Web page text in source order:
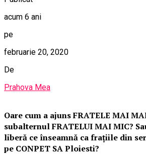
acum 6 ani
pe
februarie 20, 2020
De
Prahova Mea
Oare cum a ajuns FRATELE MAI
subalternul FRATELUI MAI MIC?
liberă ce înseamnă ca frațiile din
pe CONPET SA Ploiesti?